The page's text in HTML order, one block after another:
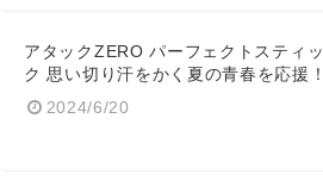
アタックZERO パーフェクトスティッ
ク 思い切り汗をかく夏の青春を応援！
2024/6/20